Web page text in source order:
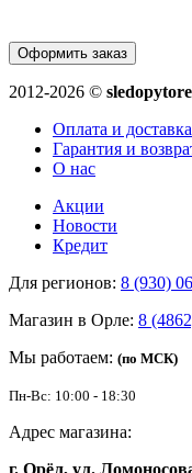
Оформить заказ
2012-2026 ©
Оплата и доставка
Гарантия и
О нас
Акции
Новости
Кредит
Для регионов: 8 (930)
Магазин в Орле: 8
Мы работаем: (по МСК)
Пн-Вс: 10:00 - 18:30
Адрес магазина: